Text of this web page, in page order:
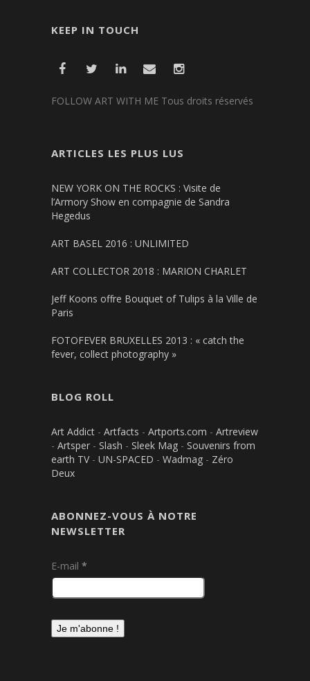
KEEP IN TOUCH
FOLLOW ART WITH ME Tous droits réservés
ARTICLES LES PLUS LUS
NEW YORK ON THE ROCKS : Visite de
l’Armory Show en compagnie de Sandra
Hegedus
ART BASEL 2016 : UNLIMITED
ART COLLECTOR 2018 : MARION CHARLET
Jeff Koons offre Bouquet of Tulips à la Ville de
Paris
FOTOFEVER BRUXELLES 2013 : « catch the
fever, collect photography »
BLOG ROLL
Art Addict - Artfacts - Artports.com - Artreview
- Artsper - Slash - Sleek Mag - Souvenirs from
earth TV- UN-SPACED - Wadmag - Zéro
Deux
ABONNEZ-VOUS À NOTRE
NEWSLETTER
E-mail *